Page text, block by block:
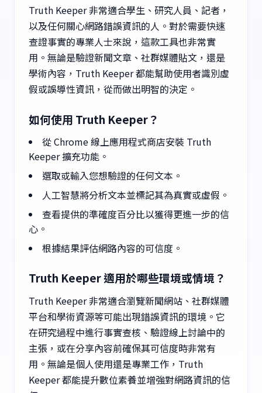
Truth Keeper 非常適合學生、研究人員、記者，
以及任何關心網路錯誤資訊的人。對於需要快速
查證事實的專業人士來說，這款工具也非常實
用。無論是驗證新聞文章、社群媒體貼文，還是
學術內容，Truth Keeper 都能幫助使用者識別虛
假或誤導性資訊，從而做出明智的決定。
如何使用 Truth Keeper？
從 Chrome 線上應用程式商店安裝 Truth
Keeper 擴充功能。
選取或輸入您想驗證的任何文本。
人工智慧將分析文本並標記其為真實或虛假。
查看提供的準確度百分比以獲得更進一步的信
心。
根據結果評估網路內容的可信度。
Truth Keeper 適用於哪些環境或情境？
Truth Keeper 非常適合瀏覽新聞網站、社群媒體
平台和學術資源等可能出現錯誤資訊的環境。它
在研究過程中進行事實查核、驗證線上討論中的
主張，或在分享內容前確保其可信度時非常有
用。無論是個人使用還是專業工作，Truth
Keeper 都能提升數位素養並增強對網路資訊的信